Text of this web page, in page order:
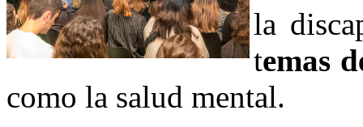
la
temas
como la salud mental.